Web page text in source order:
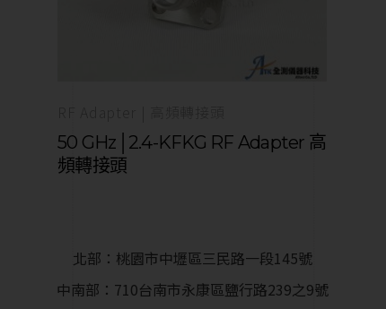
50 GHz│2.4-KFKG RF Adapter 高
頻轉接頭
北部：桃園市中壢區三民路一段145號
中南部：710台南市永康區鹽行路239之9號